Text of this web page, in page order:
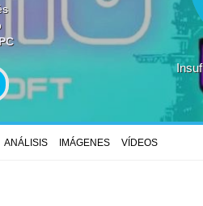
ANÁLISIS IMÁGENES VÍDEOS